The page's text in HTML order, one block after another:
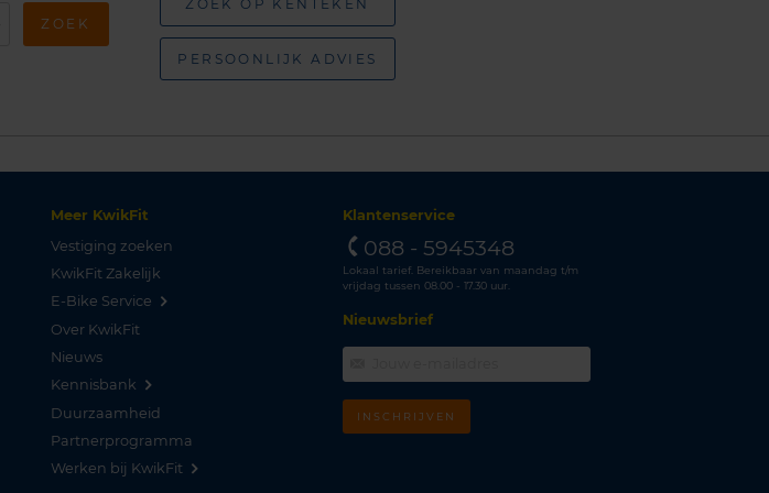
ZOEK
ZOEK OP KENTEKEN
PERSOONLIJK ADVIES
Meer KwikFit
Vestiging zoeken
KwikFit Zakelijk
E-Bike Service
Over KwikFit
Nieuws
Kennisbank
Duurzaamheid
Partnerprogramma
Werken bij KwikFit
Klantenservice
088 - 5945348
Lokaal tarief. Bereikbaar van maandag t/m
vrijdag tussen 08.00 - 17.30 uur.
Nieuwsbrief
INSCHRIJVEN